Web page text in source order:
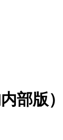
部版）